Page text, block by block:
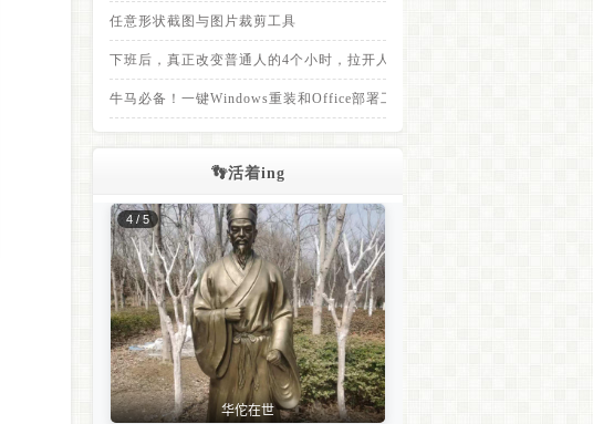
任意形状截图与图片裁剪工具
下班后，真正改变普通人的4个小时，拉开人与人之间差距的，不是上班8小
牛马必备！一键Windows重装和Office部署工具，装完免登录
👣活着ing